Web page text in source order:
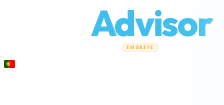
Advisor
EM BREVE